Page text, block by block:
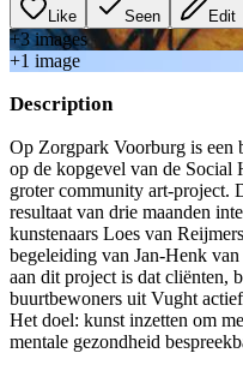
Like Seen Edit
+3images
+1 image
Description
Op Zorgpark Voorburg is een
op de kopgevel van de Social
groter community art-project.
resultaat van drie maanden
kunstenaars Loes van
begeleiding van Jan-Henk
aan dit project is dat cliënten,
buurtbewoners uit Vught
Het doel: kunst inzetten om
mentale gezondheid